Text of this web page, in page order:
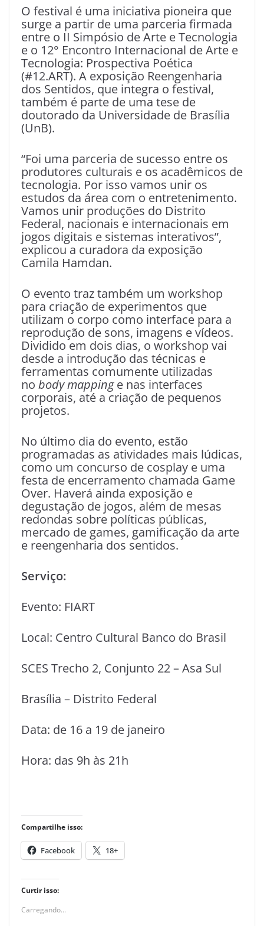
O festival é uma iniciativa pioneira que
surge a partir de uma parceria firmada
entre o II Simpósio de Arte e Tecnologia
e o 12° Encontro Internacional de Arte e
Tecnologia: Prospectiva Poética
(#12.ART). A exposição Reengenharia
dos Sentidos, que integra o festival,
também é parte de uma tese de
doutorado da Universidade de Brasília
(UnB).
“Foi uma parceria de sucesso entre os
produtores culturais e os acadêmicos de
tecnologia. Por isso vamos unir os
estudos da área com o entretenimento.
Vamos unir produções do Distrito
Federal, nacionais e internacionais em
jogos digitais e sistemas interativos”,
explicou a curadora da exposição
Camila Hamdan.
O evento traz também um workshop
para criação de experimentos que
utilizam o corpo como interface para a
reprodução de sons, imagens e vídeos.
Dividido em dois dias, o workshop vai
desde a introdução das técnicas e
ferramentas comumente utilizadas
no body mappinge nas interfaces
corporais, até a criação de pequenos
projetos.
No último dia do evento, estão
programadas as atividades mais lúdicas,
como um concurso de cosplay e uma
festa de encerramento chamada Game
Over. Haverá ainda exposição e
degustação de jogos, além de mesas
redondas sobre políticas públicas,
mercado de games, gamificação da arte
e reengenharia dos sentidos.
Serviço:
Evento: FIART
Local: Centro Cultural Banco do Brasil
SCES Trecho 2, Conjunto 22 – Asa Sul
Brasília – Distrito Federal
Data: de 16 a 19 de janeiro
Hora: das 9h às 21h
Compartilhe isso:
Facebook 18+
Curtir isso:
Carregando...